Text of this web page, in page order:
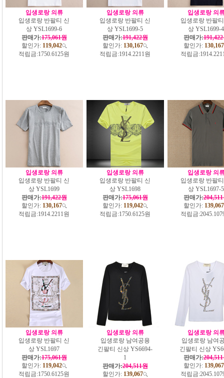
입생로랑 의류
입생로랑 반팔티 신
상 YSL1699-6
판매가:175,061원
할인가: 119,042
적립금:1750.6125원
입생로랑 의류
입생로랑 반팔티 신
상 YSL1699-5
판매가:191,422원
할인가: 130,167
적립금:1914.2211원
입생로랑 의
입생로랑 반팔
상 YSL1699-4
판매가:
할인가: 130,167
적립금:
입생로랑 의류
입생로랑 반팔티 신
상 YSL1699
판매가:191,422원
할인가: 130,167
적립금:1914.2211원
입생로랑 의류
입생로랑 반팔티 신
상 YSL1698
판매가:175,061원
할인가: 119,042
적립금:1750.6125원
입생로랑 의
입생로랑 반팔
상 YSL1697-5
판매가:
할인가: 139,067
적립금:
입생로랑 의류
입생로랑 반팔티 신
상 YSL1697
판매가:175,061원
할인가: 119,042
적립금:1750.6125원
입생로랑 의류
입생로랑 남여공용
긴팔티 신상 YS6694-
1
판매가:204,511원
할인가: 139,067
입생로랑 의
입생로랑 남여
긴팔티 신상
판매가:
할인가: 139,067
적립금: